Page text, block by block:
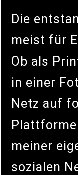
Die
meist für
Ob als
in einer
Netz auf
meiner
sozialen